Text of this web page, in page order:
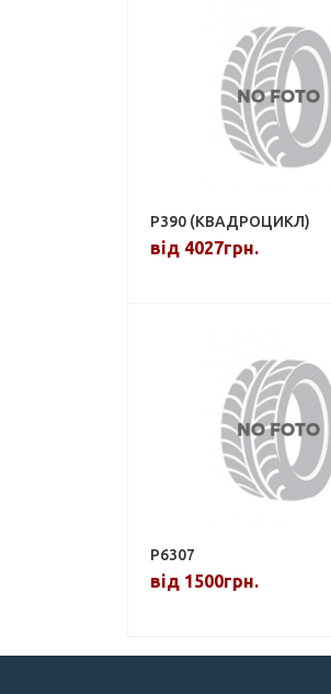
P390 (КВАДРОЦИКЛ)
від 4027грн.
P6307
від 1500грн.